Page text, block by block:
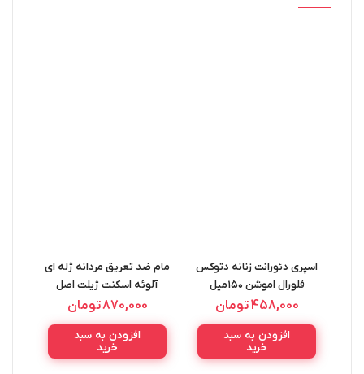
اسپری دئورانت زنانه دتوکس
فلورال اموشن ۱۵۰میل
Emotion Detox Floral
Deorant Spray
458,000تومان
افزودن به سبد
خرید
مام ضد تعریق مردانه ژله ای
آلوئه اسکنت ژیلت اصل
GILLETTE
ANTIPERSPIRANT GEL
ALOE SCENT 70ML
870,000تومان
افزودن به سبد
خرید